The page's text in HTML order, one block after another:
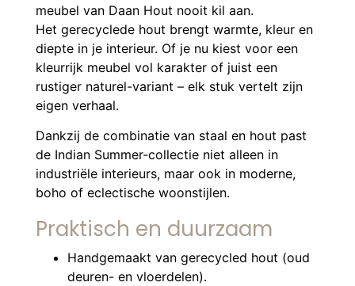
meubel van Daan Hout nooit kil aan.
Het gerecyclede hout brengt warmte, kleur en
diepte in je interieur. Of je nu kiest voor een
kleurrijk meubel vol karakter of juist een
rustiger naturel-variant – elk stuk vertelt zijn
eigen verhaal.
Dankzij de combinatie van staal en hout past
de Indian Summer-collectie niet alleen in
industriële interieurs, maar ook in moderne,
boho of eclectische woonstijlen.
Praktisch en duurzaam
Handgemaakt van gerecycled hout (oud
deuren- en vloerdelen).